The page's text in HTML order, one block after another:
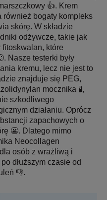
👍. Krem
również bogaty kompleks
skórę. W składzie
odżywcze, takie jak
fitoskwalan, które
Nasze testerki były
kremu, lecz nie jest to
znajduje się PEG,
mocznika 🧪,
szkodliwego
działaniu. Oprócz
zapachowych o
😬. Dlatego mimo
Neocollagen
osób z wrażliwą i
dłuższym czasie od
👎.